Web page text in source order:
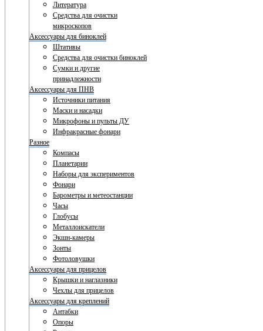
Литература
Средства для очистки
микроскопов
Аксессуары для биноклей
Штативы
Средства для очистки биноклей
Сумки и другие
принадлежности
Аксессуары для ПНВ
Источники питания
Маски и насадки
Микрофоны и пульты ДУ
Инфракрасные фонари
Разное
Компасы
Планетарии
Наборы для экспериментов
Фонари
Барометры и метеостанции
Часы
Глобусы
Металлоискатели
Экшн-камеры
Зонты
Фотоловушки
Аксессуары для прицелов
Крышки и наглазники
Чехлы для прицелов
Аксессуары для креплений
Антабки
Опоры